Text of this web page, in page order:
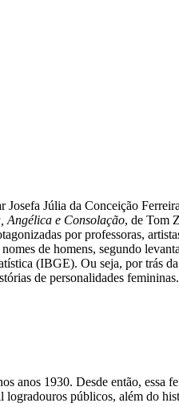
Josefa Júlia da Conceição
Angélica e Consolação, de Tom
por professoras,
de homens, segundo
(IBGE). Ou seja, por trás
de personalidades
anos 1930. Desde então, essa
públicos, além do